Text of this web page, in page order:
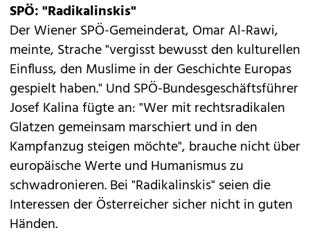
SPÖ: "Radikalinskis"
Der Wiener SPÖ-Gemeinderat, Omar Al-Rawi,
meinte, Strache "vergisst bewusst den kulturellen
Einfluss, den Muslime in der Geschichte Europas
gespielt haben." Und SPÖ-Bundesgeschäftsführer
Josef Kalina fügte an: "Wer mit rechtsradikalen
Glatzen gemeinsam marschiert und in den
Kampfanzug steigen möchte", brauche nicht über
europäische Werte und Humanismus zu
schwadronieren. Bei "Radikalinskis" seien die
Interessen der Österreicher sicher nicht in guten
Händen.